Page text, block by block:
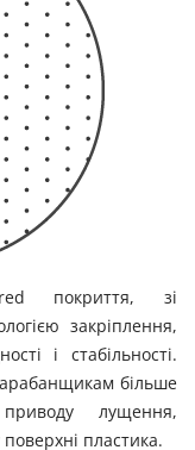
покриття, зі
закріплення,
і стабільності.
більше
лущення,
пластика.